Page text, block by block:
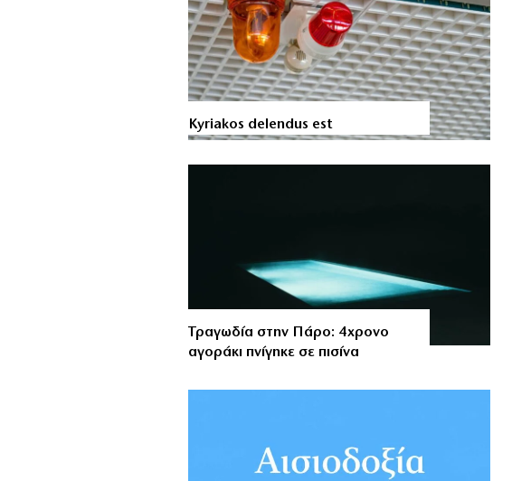
Kyriakos delendus est
Τραγωδία στην Πάρο: 4χρονο
αγοράκι πνίγηκε σε πισίνα